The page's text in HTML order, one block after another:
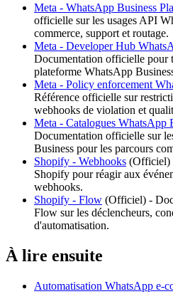
Meta - WhatsApp Business
officielle sur les usages API
commerce, support et routage.
Meta - Developer Hub
Documentation officielle pour
plateforme WhatsApp
Meta - Policy enforcement
Référence officielle sur
webhooks de violation et
Meta - Catalogues WhatsApp
Documentation officielle sur
Business pour les parcours
Shopify - Webhooks (Officiel)
Shopify pour réagir aux
webhooks.
Shopify - Flow (Officiel) -
Flow sur les déclencheurs,
d'automatisation.
À lire ensuite
Automatisation WhatsApp e-